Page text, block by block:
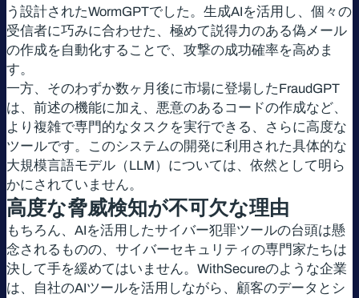
う設計されたWormGPTでした。生成AIを活用し、個々の
受信者に巧みに合わせた、極めて説得力のある偽メール
の作成を自動化することで、攻撃の成功確率を高めま
す。
一方、そのわずか数ヶ月後に市場に登場したFraudGPT
は、前述の機能に加え、悪意のあるコードの作成など、
より複雑で専門的なタスクを実行できる、さらに高度な
ツールです。このシステムの開発に利用された具体的な
大規模言語モデル（LLM）については、依然として明ら
かにされていません。
高度な脅威検知が不可欠な理由
もちろん、AIを活用したサイバー犯罪ツールの台頭は懸
念されるものの、サイバーセキュリティの専門家たちは
決して手を緩めてはいません。WithSecureのような企業
は、自社のAIツールを活用しながら、顧客のデータとシ